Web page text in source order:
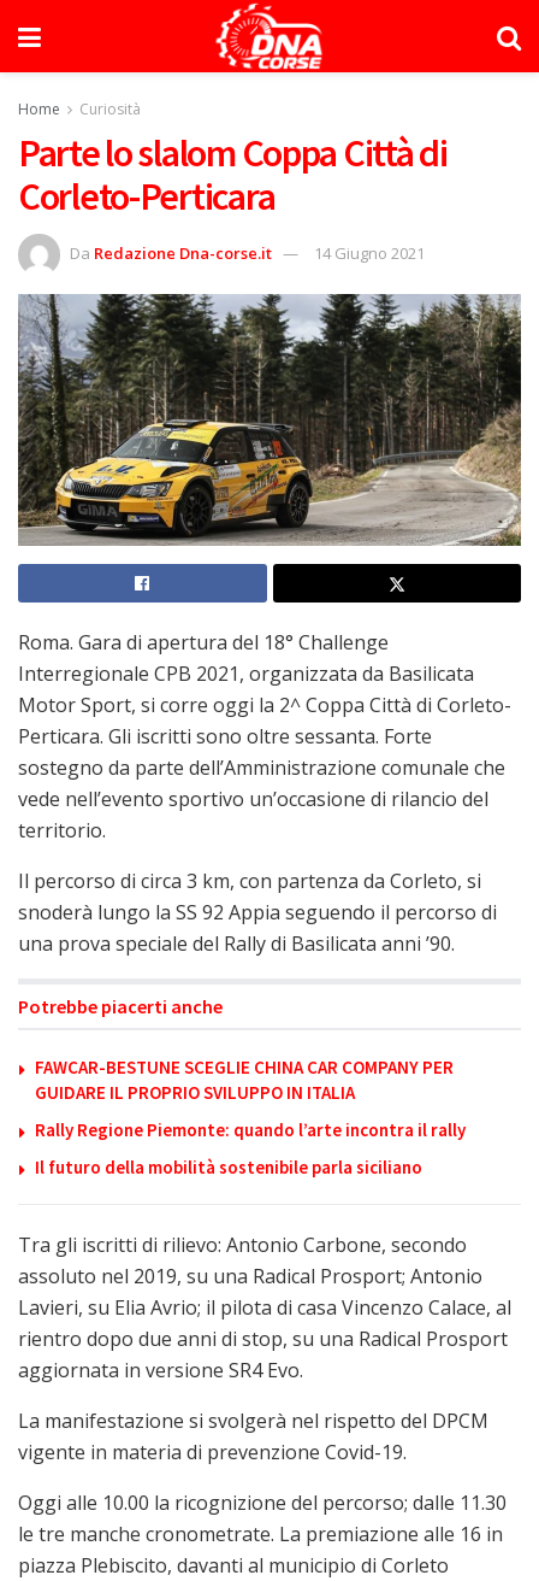
Home Curiosità
Parte lo slalom Coppa Città di
Corleto-Perticara
Da Redazione Dna-corse.it 14 Giugno 2021
Roma. Gara di apertura del 18° Challenge
Interregionale CPB 2021, organizzata da Basilicata
Motor Sport, si corre oggi la 2^ Coppa Città di Corleto-
Perticara. Gli iscritti sono oltre sessanta. Forte
sostegno da parte dell’Amministrazione comunale che
vede nell’evento sportivo un’occasione di rilancio del
territorio.
Il percorso di circa 3 km, con partenza da Corleto, si
snoderà lungo la SS 92 Appia seguendo il percorso di
una prova speciale del Rally di Basilicata anni ’90.
Potrebbe piacerti anche
FAWCAR-BESTUNE SCEGLIE CHINA CAR COMPANY PER
GUIDARE IL PROPRIO SVILUPPO IN ITALIA
Rally Regione Piemonte: quando l’arte incontra il rally
Il futuro della mobilità sostenibile parla siciliano
Tra gli iscritti di rilievo: Antonio Carbone, secondo
assoluto nel 2019, su una Radical Prosport; Antonio
Lavieri, su Elia Avrio; il pilota di casa Vincenzo Calace, al
rientro dopo due anni di stop, su una Radical Prosport
aggiornata in versione SR4 Evo.
La manifestazione si svolgerà nel rispetto del DPCM
vigente in materia di prevenzione Covid-19.
Oggi alle 10.00 la ricognizione del percorso; dalle 11.30
le tre manche cronometrate. La premiazione alle 16 in
piazza Plebiscito, davanti al municipio di Corleto